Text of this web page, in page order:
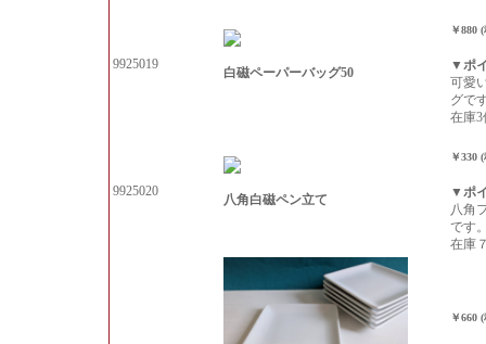
9925019
白磁ペーパーバッグ50
￥880
▼ポ
可愛
グで
在庫3
9925020
八角白磁ペン立て
￥330
▼ポ
八角
です
在庫
￥660